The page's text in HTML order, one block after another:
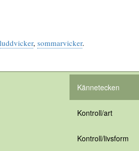
luddvicker, sommarvicker.
Kännetecken
Kontroll/art
Kontroll/livsform